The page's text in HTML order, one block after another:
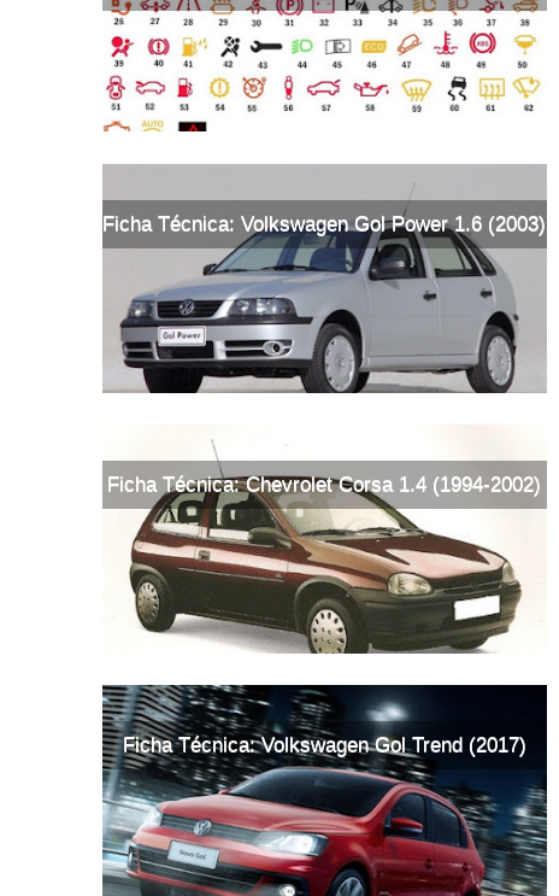
Ficha Técnica: Volkswagen Gol Power 1.6 (2003)
Ficha Técnica: Chevrolet Corsa 1.4 (1994-2002)
Ficha Técnica: Volkswagen Gol Trend (2017)